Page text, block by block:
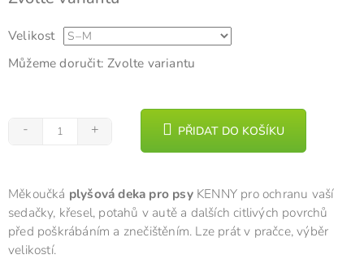
cena:
Velikost
Můžeme doručit: Zvolte variantu
PŘIDAT DO KOŠÍKU
Měkoučká plyšová deka pro psy KENNY pro ochranu vaší
sedačky, křesel, potahů v autě a dalších citlivých povrchů
před poškrábáním a znečištěním. Lze prát v pračce, výběr
velikostí.